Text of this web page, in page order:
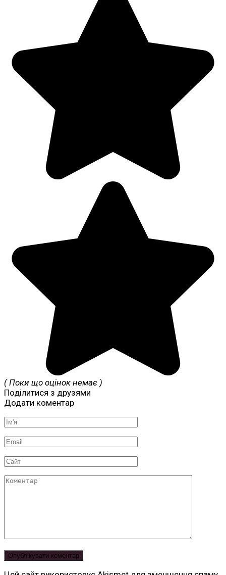
( Поки що оцінок немає )
Поділитися з друзями
Додати коментар
Ім'я
*
Email
*
Сайт
Коментар